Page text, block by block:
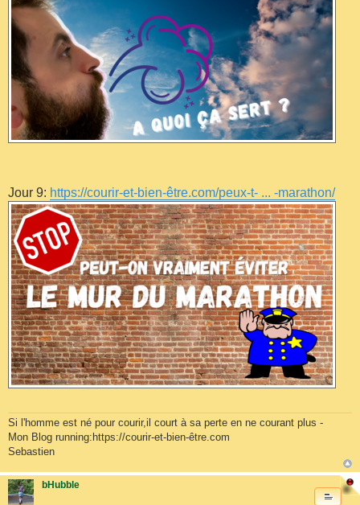
Jour 9: https://courir-et-bien-être.com/peux-t- ... -marathon/
Si l'homme est né pour courir,il court à sa perte en ne courant plus -
Mon Blog running:https://courir-et-bien-être.com
Sebastien
bHubble